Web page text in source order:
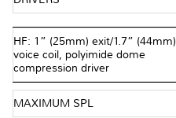
HF: 1” (25mm) exit/1.7” (44mm)
voice coil, polyimide dome
compression driver
MAXIMUM SPL